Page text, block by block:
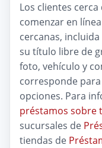
Los clientes
comenzar en
cercanas, incluida
su título libre de
foto, vehículo y
corresponde
opciones. Para
préstamos sobre
sucursales de
tiendas de